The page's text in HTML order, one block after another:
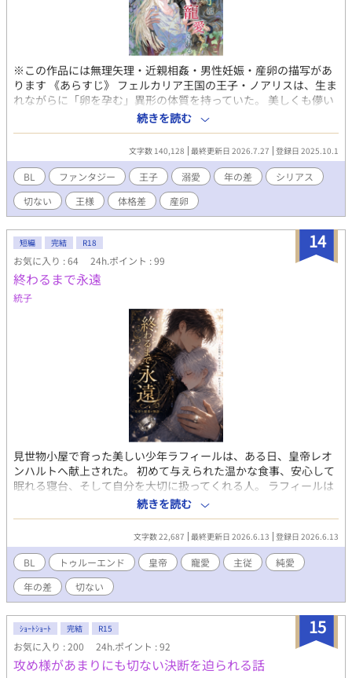
※この作品には無理矢理・近親相姦・男性妊娠・産卵の描写があ
ります 《あらすじ》 フェルカリア王国の王子・ノアリスは、生ま
れながらに「卵を孕む」異形の体質を持っていた。 美しくも儚い
その身体は、“万能薬の器”として塔に幽閉され、兄の欲望と国の
利益のために穢され続けてきた。 孤独と諦めの中で朽ち果てるだ
けの運命──。 そう思っていた彼の前に、隣国ルイゼンの若き
王・カイゼルが現れる。 冷たい視線の奥に、燃えるような情熱を
宿す王。 彼は、ノアリスの「存在」そのものを見つめ、望んだ。
――かならず貴殿を共に連れ帰る 初めて与えられた光に、ノアリ
スの運命が動き始める。
続きを読む
文字数 140,128 最終更新日 2026.7.27 登録日 2025.10.1
BL ファンタジー 王子 溺愛 年の差
シリアス
切ない
王様 体格差 産卵
14
短編 完結 R18
お気に入り : 64 24h.ポイント : 99
終わるまで永遠
統子
見世物小屋で育った美しい少年ラフィールは、ある日、皇帝レオ
ンハルトへ献上された。 初めて与えられた温かな食事、安心して
眠れる寝台、そして自分を大切に扱ってくれる人。 ラフィールは
皇帝の寵愛を受ける中で、やがて彼を心から愛するようになる。
けれどラフィールは知っていた。 少年の姿は、永遠には続かな
い。 いつか自分は成長し、皇帝が愛した姿ではいられなくなる。
終わりを予感しながらも、ラフィールは与えられた幸福に身を委
ねる。 冬の離宮。 凍った湖。 秘密の誓い。 揃いの指輪に刻んだ
言葉は、「終わるまで永遠」。 それは、終わりが来ると知ってい
た少年が、それでも愛を手放さないために選んだ言葉だった。 や
がて予感は現実となり、二人の関係は一度終わりを迎える。 だ
が、愛は消えなかった。 形を変えた愛の中で、ラフィールは皇帝
の傍に残る道を選ぶ。 寵愛される少年ではなく、皇帝を支える一
人の人間として。 これは、永遠ではない時間の中で、それでも永
遠を願った二人の物語。 悲しい別れの先に、静かな救いが待つ物
続きを読む
文字数 22,687 最終更新日 2026.6.13 登録日 2026.6.13
BL トゥルーエンド 皇帝 寵愛 主従
純愛
年の差
切ない
15
ｼｮｰﾄｼｮｰﾄ 完結 R15
お気に入り : 200 24h.ポイント : 92
攻め様があまりにも切ない決断を迫られる話